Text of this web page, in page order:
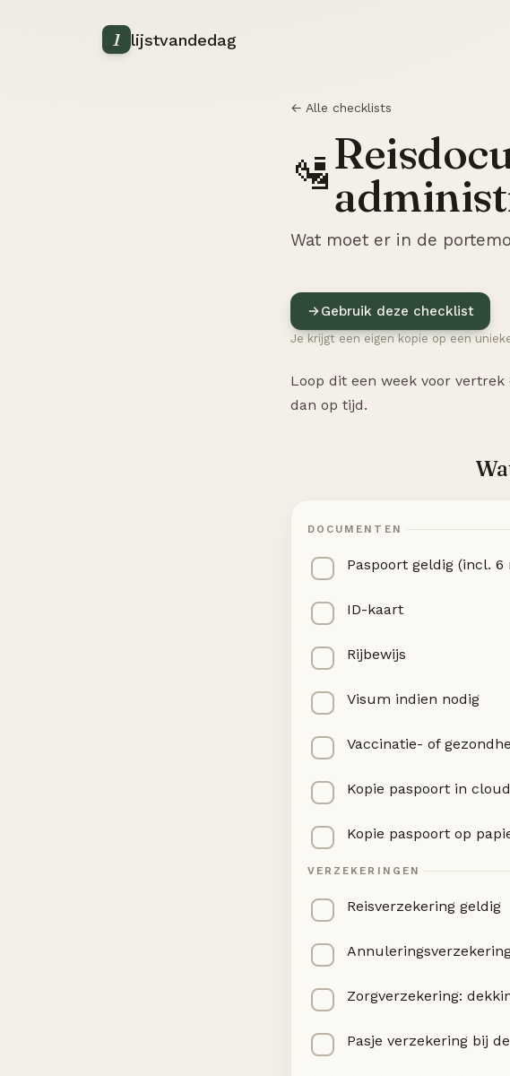
1 lijstvandedag
← Alle checklists
🛂
Wat moet er in de
Gebruik deze checklist
Je krijgt een eigen kopie op een
Loop dit een week voor
dan op tijd.
DOCUMENTEN
Paspoort geldig (incl. 6
ID-kaart
Rijbewijs
Visum indien nodig
Vaccinatie- of
Kopie paspoort in cloud
Kopie paspoort op
VERZEKERINGEN
Reisverzekering geldig
Zorgverzekering:
Pasje verzekering bij